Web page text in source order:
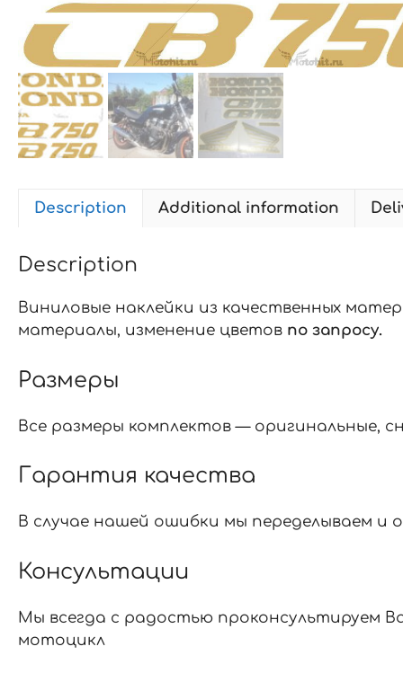
Description Additional information
Description
Виниловые наклейки из качественных
материалы, изменение цветов по запросу.
Размеры
Все размеры комплектов — оригинальные,
Гарантия качества
В случае нашей ошибки мы переделываем и
Консультации
Мы всегда с радостью проконсультируем
мотоцикл